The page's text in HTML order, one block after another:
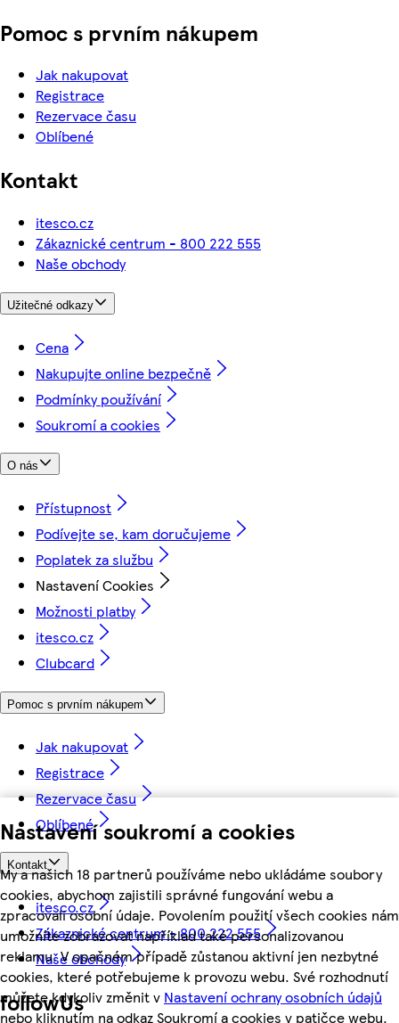
Nastavení soukromí a cookies
My a našich 18 partnerů používáme nebo ukládáme soubory
cookies, abychom zajistili správné fungování webu a
zpracovali osobní údaje. Povolením použití všech cookies nám
umožníte zobrazovat například také personalizovanou
reklamu. V opačném případě zůstanou aktivní jen nezbytné
cookies, které potřebujeme k provozu webu. Své rozhodnutí
můžete kdykoliv změnit v Nastavení ochrany osobních údajů
nebo kliknutím na odkaz Soukromí a cookies v patičce webu.
Pomoc s prvním nákupem
Jak nakupovat
Registrace
Rezervace času
Oblíbené
Kontakt
itesco.cz
Zákaznické centrum - 800 222 555
Naše obchody
Užitečné odkazy
Cena
Nakupujte online bezpečně
Podmínky používání
Soukromí a cookies
O nás
Přístupnost
Podívejte se, kam doručujeme
Poplatek za službu
Nastavení Cookies
Možnosti platby
itesco.cz
Clubcard
Pomoc s prvním nákupem
Jak nakupovat
Registrace
Rezervace času
Oblíbené
Kontakt
itesco.cz
Zákaznické centrum - 800 222 555
Naše obchody
followUs